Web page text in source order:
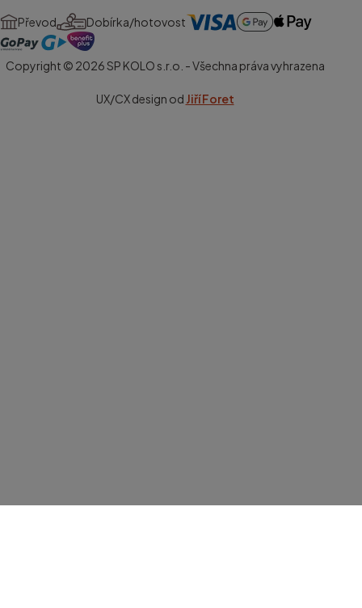
Převod Dobírka/hotovost
Copyright © 2026 SP KOLO s.r.o. - Všechna práva vyhrazena
UX/CX design od Jiří Foret